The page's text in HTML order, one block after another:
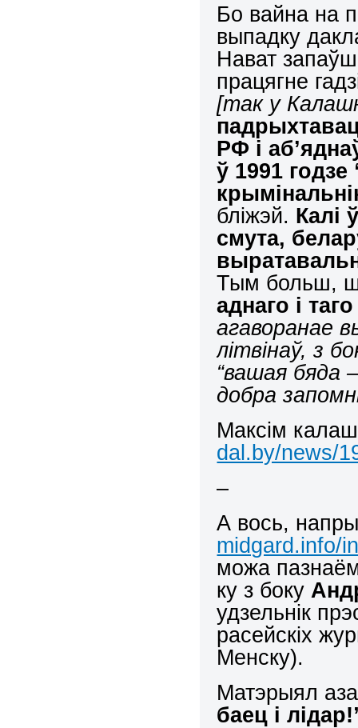
Бо вайна на
выпадку
Нават
працягне
[так у
РФ і
ў 1991 годзе
бліжэй. Калі
смута,
Тым больш,
аднаго і
агаворанае
літвінаў, з
“вашая бяда
добра
Максім
dal.by/news/
–
А вось,
midgard.info/
можа
ку з боку
удзельнік
расейскіх
Менску).
Матэрыял
баец і